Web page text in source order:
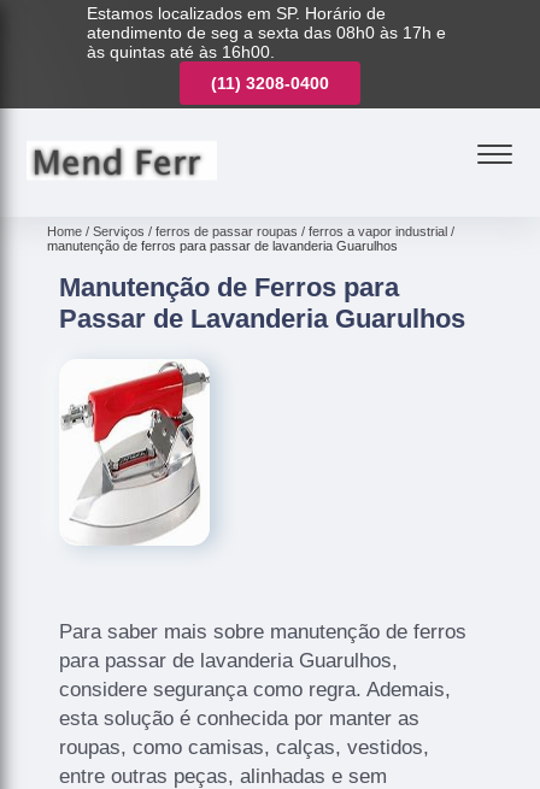
Estamos localizados em SP. Horário de
atendimento de seg a sexta das 08h0 às 17h e
às quintas até às 16h00.
(11) 3208-0400
Home Serviços ferros de passar roupas
ferros a vapor industrial
manutenção de ferros para passar de lavanderia Guarulhos
Manutenção de Ferros para
Passar de Lavanderia Guarulhos
Para saber mais sobre manutenção de ferros
para passar de lavanderia Guarulhos,
considere segurança como regra. Ademais,
esta solução é conhecida por manter as
roupas, como camisas, calças, vestidos,
entre outras peças, alinhadas e sem